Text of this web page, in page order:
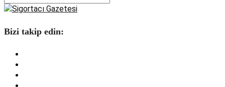
Bizi takip edin: